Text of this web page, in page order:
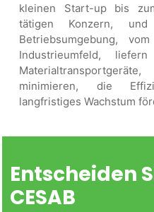
kleinen Start-up bis
tätigen Konzern,
Betriebsumgebung,
Industrieumfeld,
minimieren, die
langfristiges Wachstum
Entscheiden
CESAB